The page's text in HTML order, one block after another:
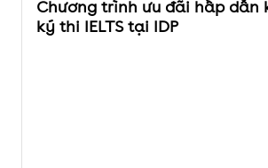
bảo tối thiểu 7.5
IELTS
Chương trình ưu đãi hấp dẫn
ký thi IELTS tại IDP